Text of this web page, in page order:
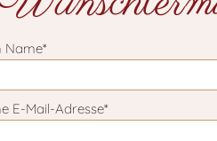
Name*
E-Mail-Adresse*